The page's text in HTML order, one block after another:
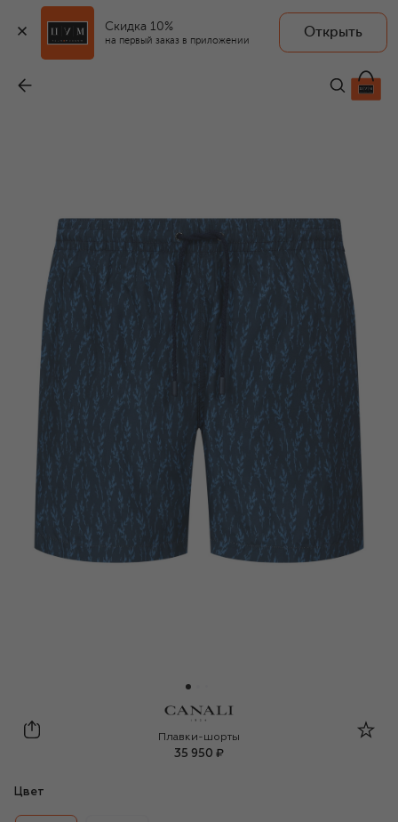
Скидка 10%
на первый заказ в приложении
Открыть
35 950 ₽
Canali
Плавки-шорты
35 950 ₽
Цвет